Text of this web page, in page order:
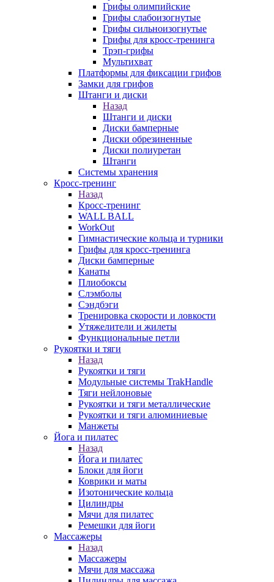
Грифы олимпийские
Грифы слабоизогнутые
Грифы сильноизогнутые
Грифы для кросс-тренинга
Трэп-грифы
Мультихват
Платформы для фиксации грифов
Замки для грифов
Штанги и диски
Назад
Штанги и диски
Диски бамперные
Диски обрезиненные
Диски полиуретан
Штанги
Системы хранения
Кросс-тренинг
Назад
Кросс-тренинг
WALL BALL
WorkOut
Гимнастические кольца и турники
Грифы для кросс-тренинга
Диски бамперные
Канаты
Плиобоксы
Слэмболы
Сэндбэги
Тренировка скорости и ловкости
Утяжелители и жилеты
Функциональные петли
Рукоятки и тяги
Назад
Рукоятки и тяги
Модульные системы TrakHandle
Тяги нейлоновые
Рукоятки и тяги металлические
Рукоятки и тяги алюминиевые
Манжеты
Йога и пилатес
Назад
Йога и пилатес
Блоки для йоги
Коврики и маты
Изотонические кольца
Цилиндры
Мячи для пилатес
Ремешки для йоги
Массажеры
Назад
Массажеры
Мячи для массажа